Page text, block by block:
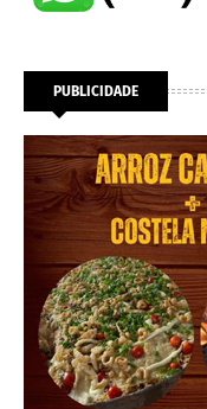
PUBLICIDADE